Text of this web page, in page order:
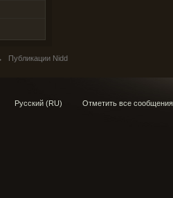
Публикации Nidd
Русский (RU) Отметить все